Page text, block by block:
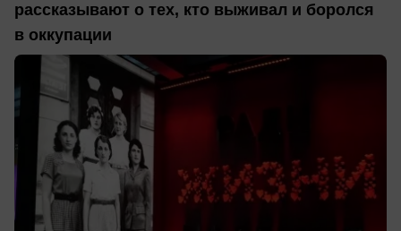
рассказывают о тех, кто выживал и боролся
в оккупации